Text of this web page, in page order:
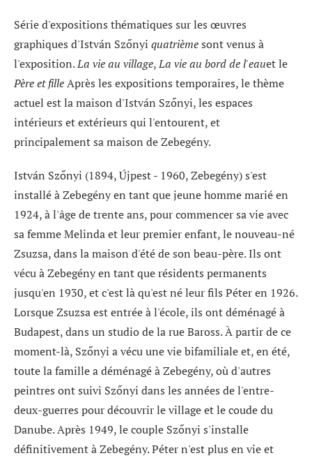
Série d'expositions thématiques sur les œuvres
graphiques d'István Szőnyi quatrièmesont venus à
l'exposition.La vie au village,La vie au bord de l'eauet le
Père et filleAprès les expositions temporaires, le thème
actuel est la maison d'István Szőnyi, les espaces
intérieurs et extérieurs qui l'entourent, et
principalement sa maison de Zebegény.
István Szőnyi (1894, Újpest - 1960, Zebegény) s'est
installé à Zebegény en tant que jeune homme marié en
1924, à l'âge de trente ans, pour commencer sa vie avec
sa femme Melinda et leur premier enfant, le nouveau-né
Zsuzsa, dans la maison d'été de son beau-père. Ils ont
vécu à Zebegény en tant que résidents permanents
jusqu'en 1930, et c'est là qu'est né leur fils Péter en 1926.
Lorsque Zsuzsa est entrée à l'école, ils ont déménagé à
Budapest, dans un studio de la rue Baross. À partir de ce
moment-là, Szőnyi a vécu une vie bifamiliale et, en été,
toute la famille a déménagé à Zebegény, où d'autres
peintres ont suivi Szőnyi dans les années de l'entre-
deux-guerres pour découvrir le village et le coude du
Danube. Après 1949, le couple Szőnyi s'installe
définitivement à Zebegény. Péter n'est plus en vie et